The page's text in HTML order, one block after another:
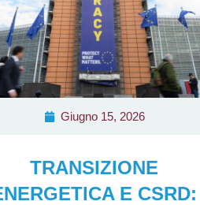
Giugno 15, 2026
TRANSIZIONE
E CSRD: